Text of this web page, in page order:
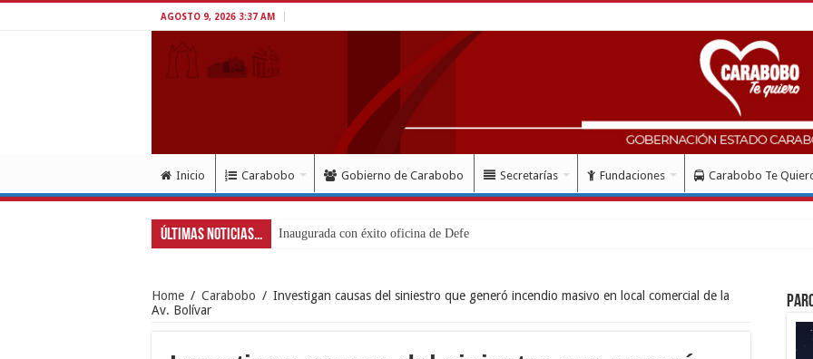
AGOSTO 9, 2026 3:37 AM
Inicio Carabobo Gobierno de Carabobo Secretarías Fundaciones Carabobo Te
Últimas Noticias... Inaugurada con éxito oficina de Defensa Pública en el municipi
Home / Carabobo / Investigan causas del siniestro que generó incendio masivo en local comercial de la
Av. Bolívar